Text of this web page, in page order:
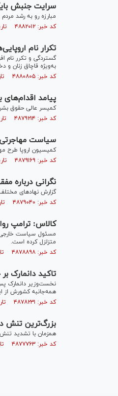
سرایت جنبش
مبارزه رو به رشد
کد خبر: ۴۸۸۲۰۱۲ تاریخ انتشار : ۱۴۰۴/۱۱/۲۷
تکرار نام
گستردگی و تکرر نام
به‌ویژه قاچاق زنان و
کد خبر: ۴۸۸۰۸۰۵ تاریخ انتشار : ۱۴۰۴/۱۱/۲۰
پیامد اقدام‌های
کمیسر عالی حقوق بشر
کد خبر: ۴۸۷۹۲۱۴ تاریخ انتشار : ۱۴۰۴/۱۱/۱۱
سیاست مهاجرتی
کمیسیون اروپا طرح
کد خبر: ۴۸۷۹۱۶۹ تاریخ انتشار : ۱۴۰۴/۱۱/۱۰
نگرانی درباره
گزارش نهادهای
کد خبر: ۴۸۷۹۰۴۰ تاریخ انتشار : ۱۴۰۴/۱۱/۰۹
کالاس: ترامپ
مسئول سیاست خارجی
متزلزل کرده است.
کد خبر: ۴۸۷۸۸۹۸ تاریخ انتشار : ۱۴۰۴/۱۱/۰۸
تاکید دانمارک
نخست‌وزیر دانمارک
همه‎‌جانبه کشورش از این جزیره تاکید کرد.
کد خبر: ۴۸۷۸۲۳۱ تاریخ انتشار : ۱۴۰۴/۱۱/۰۴
بزرگ‌ترین تنش در
همزمان با تشدید
کد خبر: ۴۸۷۷۷۶۳ تاریخ انتشار : ۱۴۰۴/۱۱/۰۱